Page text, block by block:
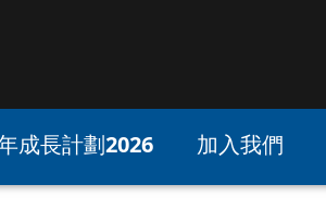
成長計劃2026 加入我們